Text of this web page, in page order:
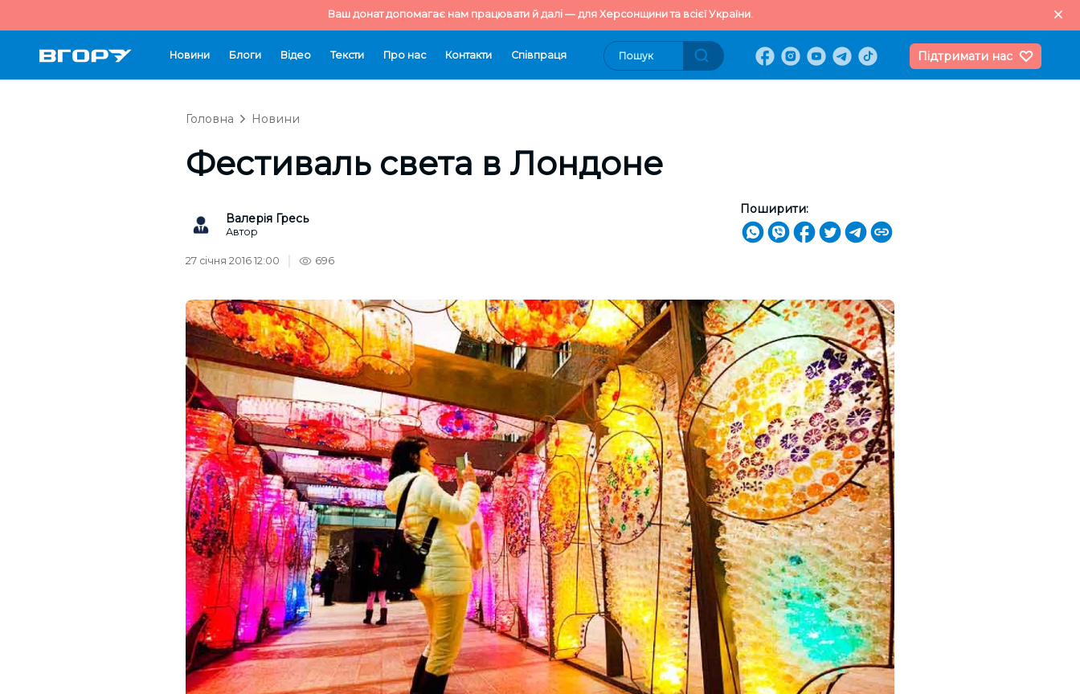
Ваш донат допомагає нам працювати й далі — для Херсонщини та всієї України.
Новини Блоги Відео Тексти Про нас Контакти Cпівпраця Підтримати нас
Головна Новини
Фестиваль света в Лондоне
Валерія Гресь
Автор
Поширити:
27 січня 2016 12:00 696